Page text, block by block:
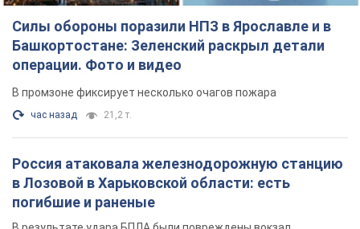
Силы обороны поразили НПЗ в Ярославле и в
Башкортостане: Зеленский раскрыл детали
операции. Фото и видео
В промзоне фиксирует несколько очагов пожара
час назад 21,2 т.
Россия атаковала железнодорожную станцию
в Лозовой в Харьковской области: есть
погибшие и раненые